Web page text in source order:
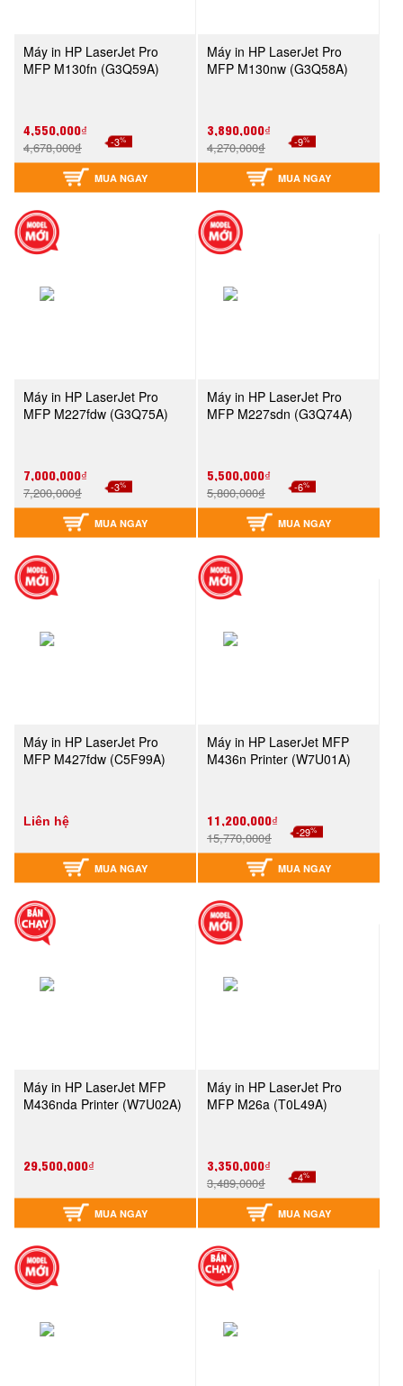
Máy in HP LaserJet Pro
MFP M130fn (G3Q59A)
4,550,000₫
4,678,000₫ -3%
MUA NGAY
Máy in HP LaserJet Pro
MFP M130nw (G3Q58A)
3,890,000₫
4,270,000₫ -9%
MUA NGAY
Máy in HP LaserJet Pro
MFP M227fdw (G3Q75A)
7,000,000₫
7,200,000₫ -3%
MUA NGAY
Máy in HP LaserJet Pro
MFP M227sdn (G3Q74A)
5,500,000₫
5,800,000₫ -6%
MUA NGAY
Máy in HP LaserJet Pro
MFP M427fdw (C5F99A)
Liên hệ
MUA NGAY
Máy in HP LaserJet MFP
M436n Printer (W7U01A)
11,200,000₫
15,770,000₫ -29%
MUA NGAY
Máy in HP LaserJet MFP
M436nda Printer (W7U02A)
29,500,000₫
MUA NGAY
Máy in HP LaserJet Pro
MFP M26a (T0L49A)
3,350,000₫
3,489,000₫ -4%
MUA NGAY